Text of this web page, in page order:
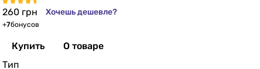
260 грн Хочешь дешевле?
+7бонусов
Купить
О товаре
Тип